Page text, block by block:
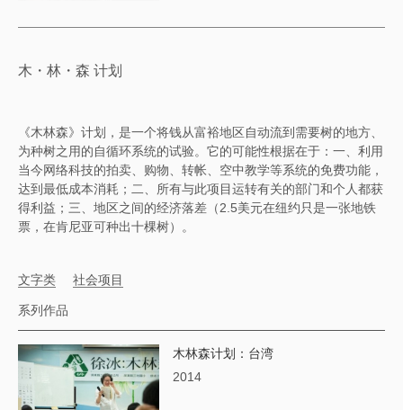
木・林・森 计划
《木林森》计划，是一个将钱从富裕地区自动流到需要树的地方、
为种树之用的自循环系统的试验。它的可能性根据在于：一、利用
当今网络科技的拍卖、购物、转帐、空中教学等系统的免费功能，
达到最低成本消耗；二、所有与此项目运转有关的部门和个人都获
得利益；三、地区之间的经济落差（2.5美元在纽约只是一张地铁
票，在肯尼亚可种出十棵树）。
文字类 社会项目
系列作品
木林森计划：台湾
2014